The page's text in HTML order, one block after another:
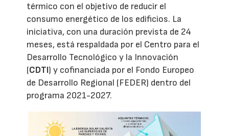
térmico con el objetivo de reducir el
consumo energético de los edificios. La
iniciativa, con una duración prevista de 24
meses, está respaldada por el Centro para el
Desarrollo Tecnológico y la Innovación
(CDTI) y cofinanciada por el Fondo Europeo
de Desarrollo Regional (FEDER) dentro del
programa 2021-2027.